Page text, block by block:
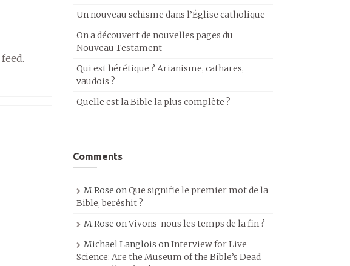
feed.
Un nouveau schisme dans l’Église catholique
On a découvert de nouvelles pages du
Nouveau Testament
Qui est hérétique ? Arianisme, cathares,
vaudois ?
Quelle est la Bible la plus complète ?
Comments
M.Rose onQue signifie le premier mot de la
Bible, beréshit ?
M.Rose onVivons-nous les temps de la fin ?
Michael Langlois onInterview for Live
Science: Are the Museum of the Bible’s Dead